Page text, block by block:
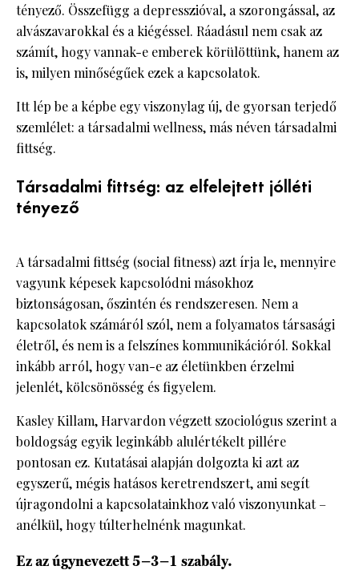
tényező. Összefügg a depresszióval, a szorongással, az
alvászavarokkal és a kiégéssel. Ráadásul nem csak az
számít, hogy vannak-e emberek körülöttünk, hanem az
is, milyen minőségűek ezek a kapcsolatok.
Itt lép be a képbe egy viszonylag új, de gyorsan terjedő
szemlélet: a társadalmi wellness, más néven társadalmi
fittség.
Társadalmi fittség: az elfelejtett jólléti
tényező
A társadalmi fittség (social fitness) azt írja le, mennyire
vagyunk képesek kapcsolódni másokhoz
biztonságosan, őszintén és rendszeresen. Nem a
kapcsolatok számáról szól, nem a folyamatos társasági
életről, és nem is a felszínes kommunikációról. Sokkal
inkább arról, hogy van-e az életünkben érzelmi
jelenlét, kölcsönösség és figyelem.
Kasley Killam, Harvardon végzett szociológus szerint a
boldogság egyik leginkább alulértékelt pillére
pontosan ez. Kutatásai alapján dolgozta ki azt az
egyszerű, mégis hatásos keretrendszert, ami segít
újragondolni a kapcsolatainkhoz való viszonyunkat –
anélkül, hogy túlterhelnénk magunkat.
Ez az úgynevezett 5–3–1 szabály.